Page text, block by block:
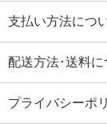
支払い方法につ
配送方法･送料に
プライバシーポ